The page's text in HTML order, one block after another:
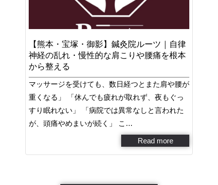
【熊本・宝塚・御影】鍼灸院ルーツ｜自律
神経の乱れ・慢性的な肩こりや腰痛を根本
から整える
マッサージを受けても、数日経つとまた肩や腰が
重くなる」 「休んでも疲れが取れず、夜もぐっ
すり眠れない」 「病院では異常なしと言われた
が、頭痛やめまいが続く」 こ…
Read more